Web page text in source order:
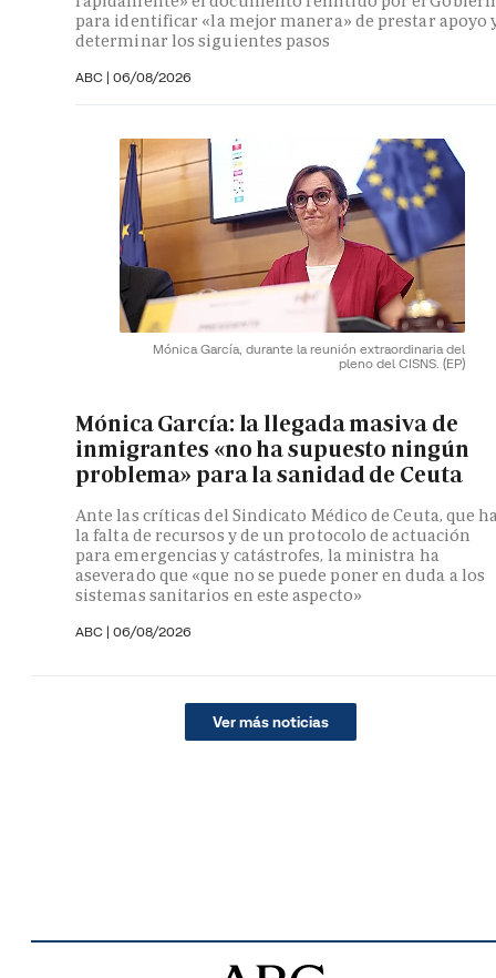
para identificar «la mejor manera» de prestar apoyo
determinar los siguientes pasos
ABC | 06/08/2026
Mónica García, durante la reunión extraordinaria del
pleno del CISNS. (EP)
Mónica García: la llegada masiva de
inmigrantes «no ha supuesto ningún
problema» para la sanidad de Ceuta
Ante las críticas del Sindicato Médico de Ceuta, que
la falta de recursos y de un protocolo de actuación
para emergencias y catástrofes, la ministra ha
aseverado que «que no se puede poner en duda a los
sistemas sanitarios en este aspecto»
ABC | 06/08/2026
Ver más noticias